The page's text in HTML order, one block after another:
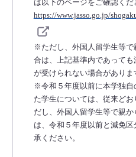
は以下のページをご確認くだ
https://www.jasso.go.jp/
※ただし、外国人留学生等で
合は、上記基準内であって
が受けられない場合がありま
※令和５年度以前に本学独自
た学生については、従来ど
だし、外国人留学生等で親
は、令和５年度以前と減免
承ください。